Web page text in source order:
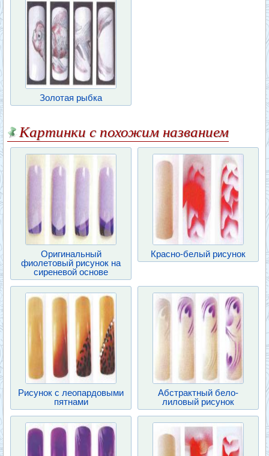
Золотая рыбка
Картинки с похожим названием
Оригинальный
фиолетовый рисунок на
сиреневой основе
Красно-белый рисунок
Рисунок с леопардовыми
пятнами
Абстрактный бело-
лиловый рисунок